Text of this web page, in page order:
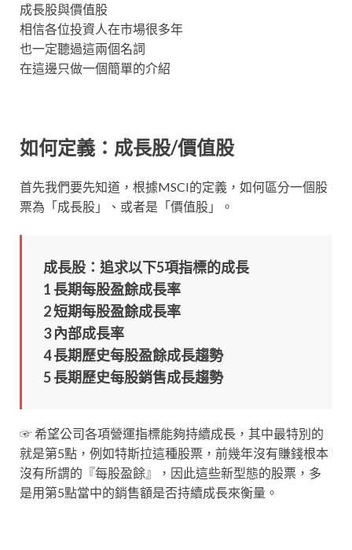
成長股與價值股
相信各位投資人在市場很多年
也一定聽過這兩個名詞
在這邊只做一個簡單的介紹
如何定義：成長股/價值股
首先我們要先知道，根據MSCI的定義，如何區分一個股
票為「成長股」、或者是「價值股」。
成長股：追求以下5項指標的成長
1 長期每股盈餘成長率
2 短期每股盈餘成長率
3 內部成長率
4 長期歷史每股盈餘成長趨勢
5 長期歷史每股銷售成長趨勢
☞ 希望公司各項營運指標能夠持續成長，其中最特別的
就是第5點，例如特斯拉這種股票，前幾年沒有賺錢根本
沒有所謂的『每股盈餘』，因此這些新型態的股票，多
是用第5點當中的銷售額是否持續成長來衡量。